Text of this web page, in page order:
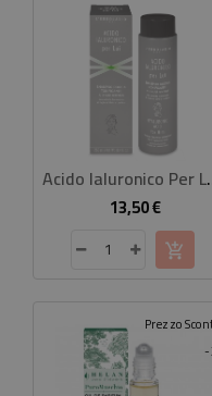
Acido
13,50 €Prezzo
-
Prezzo